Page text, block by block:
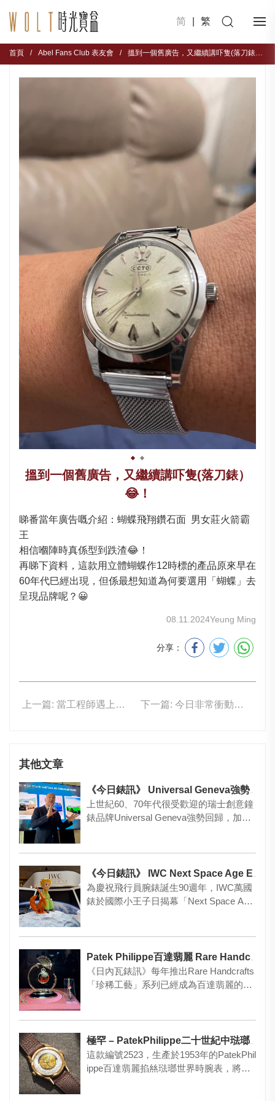
简 繁
首頁 / Abel Fans Club 表友會 / 搵到一個舊廣告，又繼續講吓隻(落刀錶）😂！
搵到一個舊廣告，又繼續講吓隻(落刀錶）
😂！
睇番當年廣告嘅介紹：蝴蝶飛翔鑽石面 男女莊火箭霸
王
相信嗰陣時真係型到跌渣😂！
再睇下資料，這款用立體蝴蝶作12時標的產品原來早在
60年代巳經出現，但係最想知道為何要選用「蝴蝶」去
呈現品牌呢？😀
08.11.2024Yeung Ming
分享：
上一篇: 當工程師遇上賽車元素，代表什麼？😄 下一篇: 今日非常衝動，入咗GS SLGW005
其他文章
上世紀60、70年代很受歡迎的瑞士創意鐘
錶品牌Universal Geneva強勢回歸，加入
為慶祝飛行員腕錶誕生90週年，IWC萬國
錶於國際小王子日揭幕「Next Space Age
《日內瓦錶訊》每年推出Rare Handcrafts
「珍稀工藝」系列已經成為百達翡麗的傳
這款編號2523，生產於1953年的PatekPhil
ippe百達翡麗掐𢇁琺瑯世界時腕表，將會